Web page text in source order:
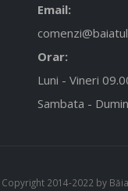
Email:
Orar:
Luni - Vineri
Sambata -
2014-2022 by